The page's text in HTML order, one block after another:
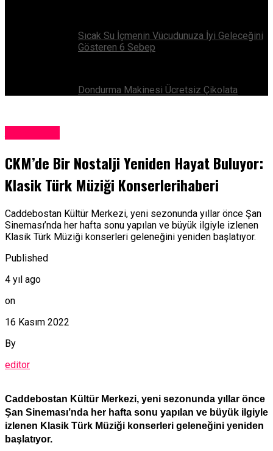
Sıcak Su İçmenin Vücudunuza İyi Geleceğini
Gösteren 6 Sebep
Dondurma Makinesi Ücretsiz Çikolata
CKM’de Bir Nostalji Yeniden Hayat Buluyor:
Klasik Türk Müziği Konserlerihaberi
Caddebostan Kültür Merkezi, yeni sezonunda yıllar önce Şan
Sineması’nda her hafta sonu yapılan ve büyük ilgiyle izlenen
Klasik Türk Müziği konserleri geleneğini yeniden başlatıyor.
Published
4 yıl ago
on
16 Kasım 2022
By
editor
Caddebostan Kültür Merkezi, yeni sezonunda yıllar önce
Şan Sineması’nda her hafta sonu yapılan ve büyük ilgiyle
izlenen Klasik Türk Müziği konserleri geleneğini yeniden
başlatıyor.